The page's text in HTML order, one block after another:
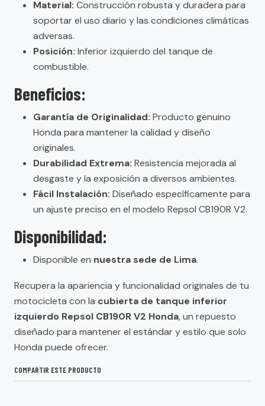
Material: Construcción robusta y duradera para
soportar el uso diario y las condiciones climáticas
adversas.
Posición: Inferior izquierdo del tanque de
combustible.
Beneficios:
Garantía de Originalidad: Producto genuino
Honda para mantener la calidad y diseño
originales.
Durabilidad Extrema: Resistencia mejorada al
desgaste y la exposición a diversos ambientes.
Fácil Instalación: Diseñado específicamente para
un ajuste preciso en el modelo Repsol CB190R V2.
Disponibilidad:
Disponible en nuestra sede de Lima.
Recupera la apariencia y funcionalidad originales de tu
motocicleta con la cubierta de tanque inferior
izquierdo Repsol CB190R V2 Honda, un repuesto
diseñado para mantener el estándar y estilo que solo
Honda puede ofrecer.
COMPARTIR ESTE PRODUCTO